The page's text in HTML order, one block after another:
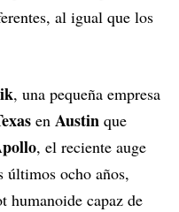
al igual que los
, una pequeña empresa
en Austin que
, el reciente auge
últimos ocho años,
humanoide capaz de